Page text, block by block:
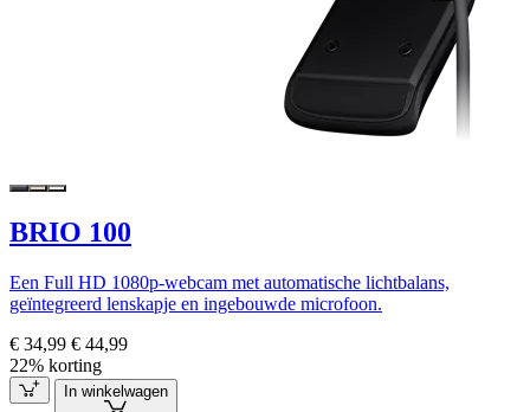
BRIO 100
Een Full HD 1080p-webcam met automatische lichtbalans,
geïntegreerd lenskapje en ingebouwde microfoon.
€ 34,99 € 44,99
22% korting
In winkelwagen